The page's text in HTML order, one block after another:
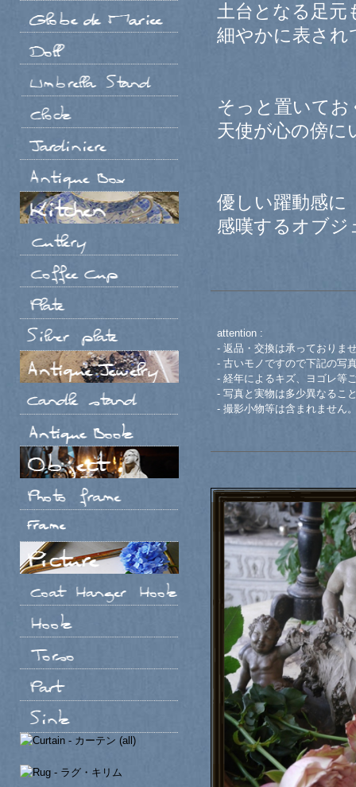
土台となる足元
細やかに表され
そっと置いてお
天使が心の傍に
優しい躍動感に
感嘆するオブジ
attention :
- 返品・交換は承っておりま
- 古いモノですので下記の写
- 経年によるキズ、ヨゴレ等
- 写真と実物は多少異なるこ
- 撮影小物等は含まれません